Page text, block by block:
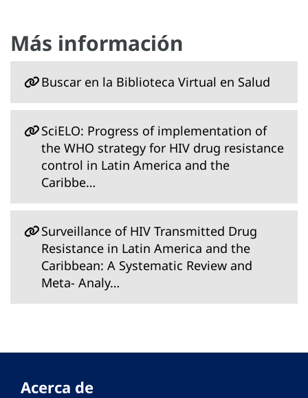
Más información
Buscar en la Biblioteca Virtual en Salud
SciELO: Progress of implementation of
the WHO strategy for HIV drug resistance
control in Latin America and the
Caribbe…
Surveillance of HIV Transmitted Drug
Resistance in Latin America and the
Caribbean: A Systematic Review and
Meta- Analy…
Acerca de